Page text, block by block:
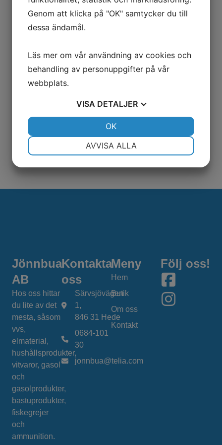
Jönnbua
AB
Hos oss hittar
du lite av det
mesta, såsom
vvs,
elmaterial,
hushållsprodukter,
vitvaror, gasol
och
gasolprodukter,
bastuprodukter,
fiskegrejer
och
ammunition.
Meny
Hem
Butik
Om oss
Kontakt
Kontakta
oss
Särvsjövägen
1,
846 31 Hede
0684-101
30
jonnbua@telia.com
Följ oss!
Genom att klicka på "OK" samtycker du till
dessa ändamål.
Läs mer om vår användning av cookies och
behandling av personuppgifter på vår
webbplats.
VISA DETALJER
AVVISA ALLA
OK